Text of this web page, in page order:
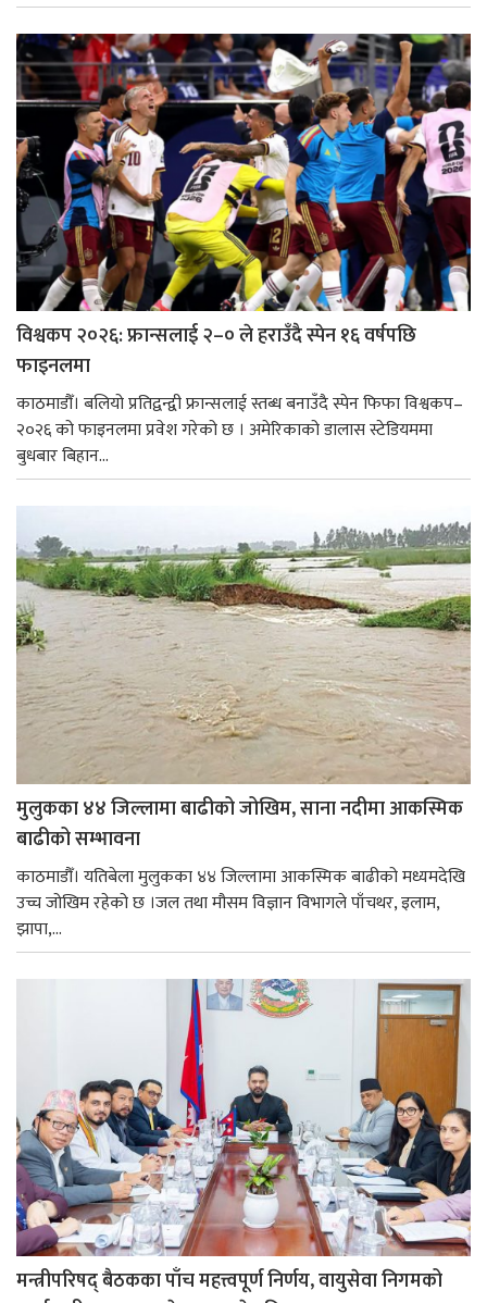
विश्वकप २०२६: फ्रान्सलाई २–० ले हराउँदै स्पेन १६ वर्षपछि
फाइनलमा
काठमाडौँ। बलियो प्रतिद्वन्द्वी फ्रान्सलाई स्तब्ध बनाउँदै स्पेन फिफा विश्वकप–
२०२६ को फाइनलमा प्रवेश गरेको छ । अमेरिकाको डालास स्टेडियममा
बुधबार बिहान...
मुलुकका ४४ जिल्लामा बाढीको जोखिम, साना नदीमा आकस्मिक
बाढीको सम्भावना
काठमाडौँ। यतिबेला मुलुकका ४४ जिल्लामा आकस्मिक बाढीको मध्यमदेखि
उच्च जोखिम रहेको छ ।जल तथा मौसम विज्ञान विभागले पाँचथर, इलाम,
झापा,...
मन्त्रीपरिषद् बैठकका पाँच महत्त्वपूर्ण निर्णय, वायुसेवा निगमको